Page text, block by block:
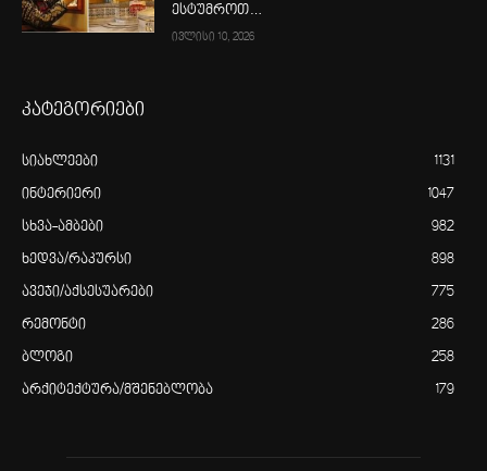
ესტუმროთ…
ივლისი 10, 2026
კატეგორიები
სიახლეები 1131
ინტერიერი 1047
სხვა-ამბები 982
ხედვა/რაკურსი 898
ავეჯი/აქსესუარები 775
რემონტი 286
ბლოგი 258
არქიტექტურა/მშენებლობა 179